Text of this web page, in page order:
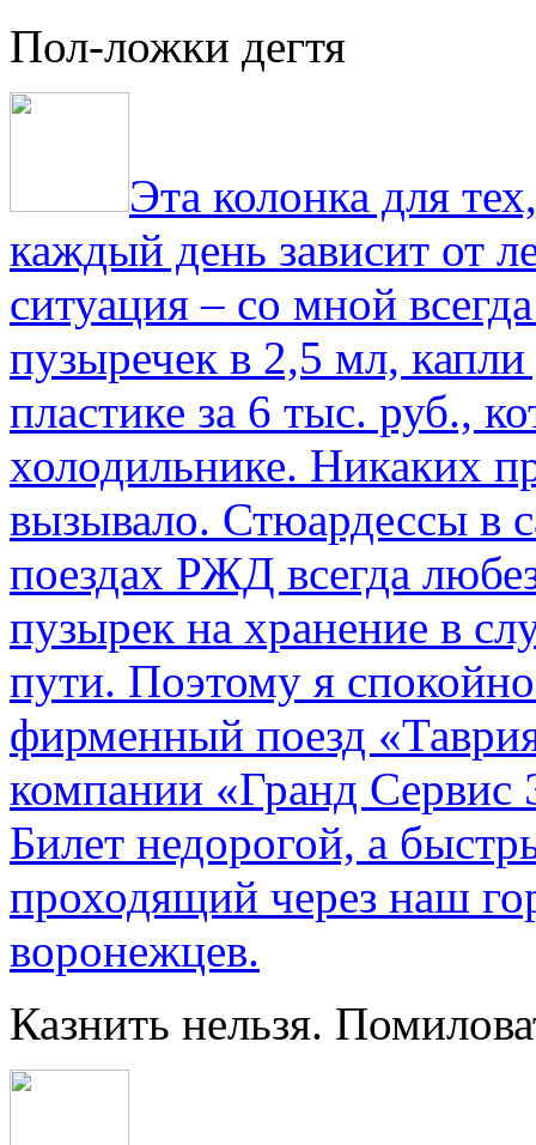
Пол-ложки дегтя
Эта колонка для
каждый день зависит от
ситуация – со мной
пузыречек в 2,5 мл,
пластике за 6 тыс. руб.,
холодильнике. Никаких
вызывало. Стюардессы в
поездах РЖД всегда
пузырек на хранение в
пути. По­этому я
фирменный поезд
компании «Гранд Сервис
Билет недорогой, а
проходящий через наш
воронежцев.
Казнить нельзя.